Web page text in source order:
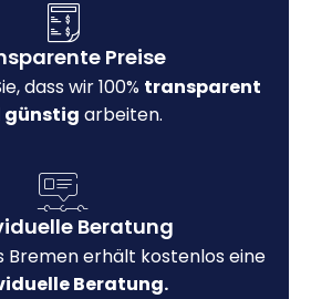
Preise
dass wir 100% transparent
günstig arbeiten.
Beratung
Bremen erhält kostenlos eine
Beratung.